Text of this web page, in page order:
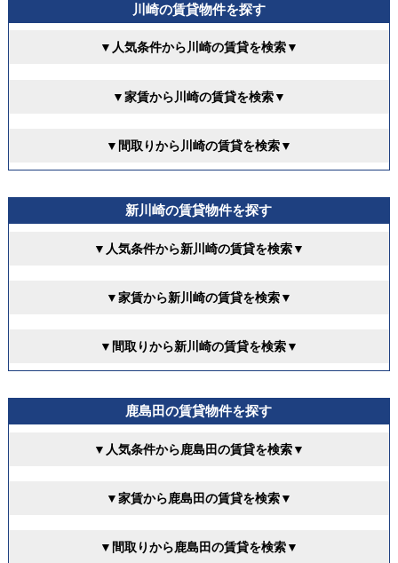
川崎の賃貸物件を探す
▼人気条件から川崎の賃貸を検索▼
▼家賃から川崎の賃貸を検索▼
▼間取りから川崎の賃貸を検索▼
新川崎の賃貸物件を探す
▼人気条件から新川崎の賃貸を検索▼
▼家賃から新川崎の賃貸を検索▼
▼間取りから新川崎の賃貸を検索▼
鹿島田の賃貸物件を探す
▼人気条件から鹿島田の賃貸を検索▼
▼家賃から鹿島田の賃貸を検索▼
▼間取りから鹿島田の賃貸を検索▼